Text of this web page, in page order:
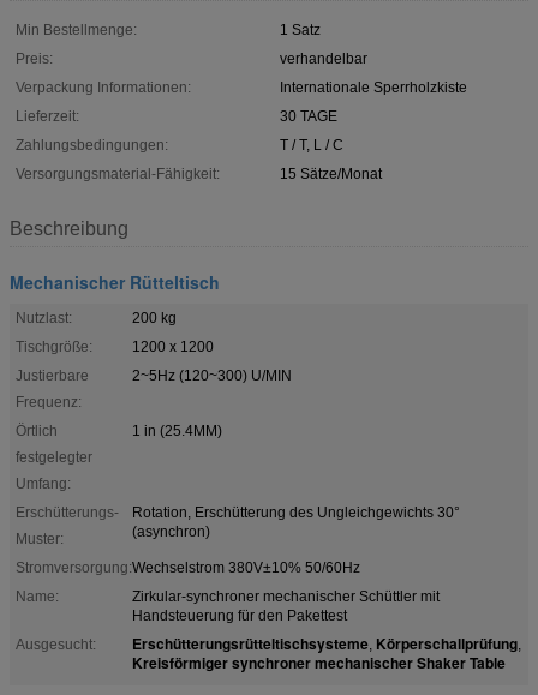
Min Bestellmenge:
1 Satz
Preis:
verhandelbar
Verpackung Informationen:
Internationale Sperrholzkiste
Lieferzeit:
30 TAGE
Zahlungsbedingungen:
T / T, L / C
Versorgungsmaterial-Fähigkeit:
15 Sätze/Monat
Beschreibung
Mechanischer Rütteltisch
Nutzlast:
200 kg
Tischgröße:
1200 x 1200
Justierbare
Frequenz:
2~5Hz (120~300) U/MIN
Örtlich
festgelegter
Umfang:
1 in (25.4MM)
Erschütterungs-
Muster:
Rotation, Erschütterung des Ungleichgewichts 30°
(asynchron)
Stromversorgung:Wechselstrom 380V±10% 50/60Hz
Name:
Zirkular-synchroner mechanischer Schüttler mit
Handsteuerung für den Pakettest
Ausgesucht:
Erschütterungsrütteltischsysteme, Körperschallprüfung,
Kreisförmiger synchroner mechanischer Shaker Table